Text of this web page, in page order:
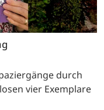
durch
vier Exemplare